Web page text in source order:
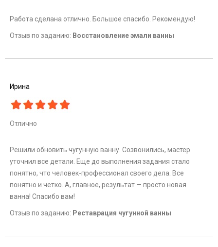
Работа сделана отлично. Большое спасибо. Рекомендую!
Отзыв по заданию: Восстановление эмали ванны
Ирина
Отлично
Решили обновить чугунную ванну. Созвонились, мастер
уточнил все детали. Еще до выполнения задания стало
понятно, что человек-профессионал своего дела. Все
понятно и четко. А, главное, результат — просто новая
ванна! Спасибо вам!
Отзыв по заданию: Реставрация чугунной ванны